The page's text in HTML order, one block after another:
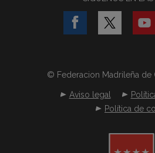
© Federacion Madrileña de
Aviso legal
Política de